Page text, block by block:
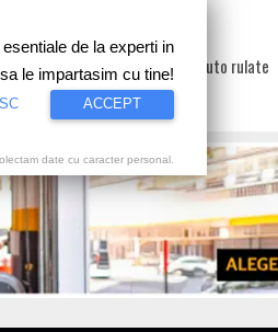
speciale Video Auto rulate
de la experti in
le impartasim cu tine!
ACCEPT
date cu caracter personal.